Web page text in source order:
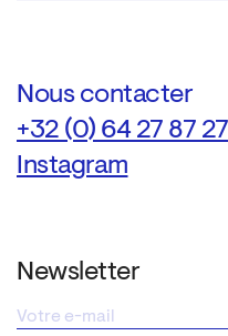
Nous contacter
+32 (0) 64 27 87 27
Instagram
Newsletter